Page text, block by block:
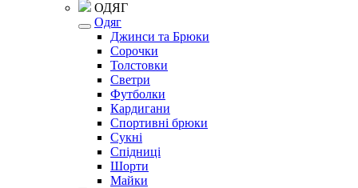
ОДЯГ
Одяг
Джинси та Брюки
Сорочки
Толстовки
Светри
Футболки
Кардигани
Спортивні брюки
Сукні
Спідниці
Шорти
Майки